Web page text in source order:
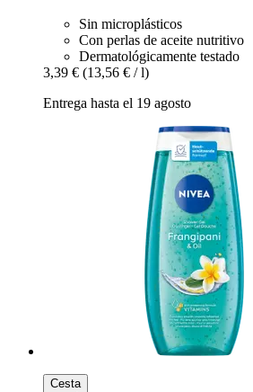
Sin microplásticos
Con perlas de aceite nutritivo
Dermatológicamente testado
3,39 € (13,56 € / l)
Entrega hasta el 19 agosto
Cesta